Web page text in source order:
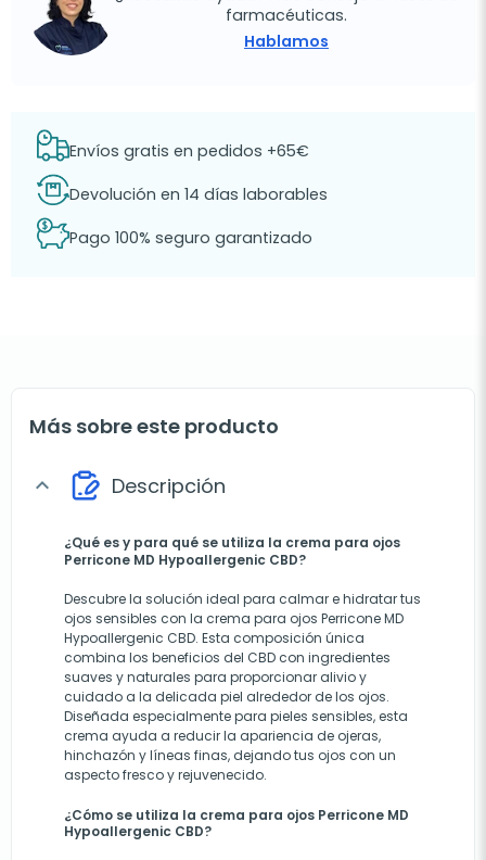
farmacéuticas.
Hablamos
Envíos gratis en pedidos +65€
Devolución en 14 días laborables
Pago 100% seguro garantizado
Más sobre este producto
expand_more Descripción
¿Qué es y para qué se utiliza la crema para ojos
Perricone MD Hypoallergenic CBD?
Descubre la solución ideal para calmar e hidratar tus
ojos sensibles con la crema para ojos Perricone MD
Hypoallergenic CBD. Esta composición única
combina los beneficios del CBD con ingredientes
suaves y naturales para proporcionar alivio y
cuidado a la delicada piel alrededor de los ojos.
Diseñada especialmente para pieles sensibles, esta
crema ayuda a reducir la apariencia de ojeras,
hinchazón y líneas finas, dejando tus ojos con un
aspecto fresco y rejuvenecido.
¿Cómo se utiliza la crema para ojos Perricone MD
Hypoallergenic CBD?